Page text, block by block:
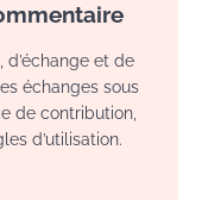
d’échange et de
échanges sous
de contribution,
d’utilisation.